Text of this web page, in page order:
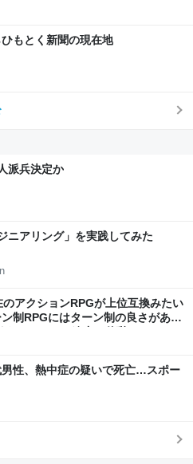
もとく新聞の現在地
派兵決定か
アリング」を実践してみた
アクションRPGが上位互換みたい
制RPGにはターン制の良さがある
られたり、途中で休憩したりでき
すか もっとターン制を煮詰めて欲
性、熱中症の疑いで死亡…スポー